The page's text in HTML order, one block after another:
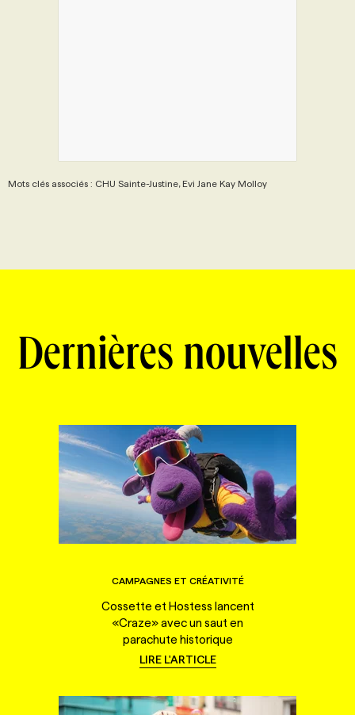
Mots clés associés : CHU Sainte-Justine, Evi Jane Kay Molloy
Dernières nouvelles
CAMPAGNES ET CRÉATIVITÉ
Cossette et Hostess lancent
«Craze» avec un saut en
parachute historique
LIRE L'ARTICLE